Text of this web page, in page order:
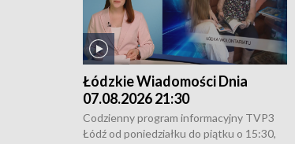
Łódzkie Wiadomości Dnia
07.08.2026 21:30
Codzienny program informacyjny TVP3
Łódź od poniedziałku do piątku o 15:30,